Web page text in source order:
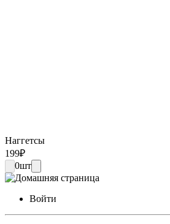
Наггетсы
199₽
0шт
Войти